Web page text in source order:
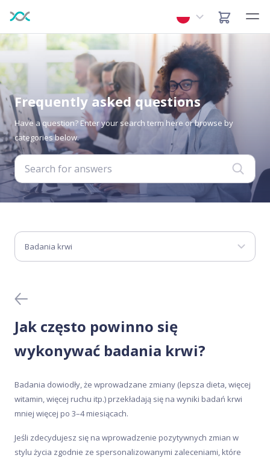
Frequently asked questions
Have a question? Enter your search term here or browse by
categories below.
Badania krwi
Kliniczne testy DNA
Meal Analyser
Ochrona danych
Pobieranie próbki
Jak często powinno się
wykonywać badania krwi?
Badania dowiodły, że wprowadzane zmiany (lepsza dieta, więcej
witamin, więcej ruchu itp.) przekładają się na wyniki badań krwi
mniej więcej po 3–4 miesiącach.
Jeśli zdecydujesz się na wprowadzenie pozytywnych zmian w
stylu życia zgodnie ze spersonalizowanymi zaleceniami, które